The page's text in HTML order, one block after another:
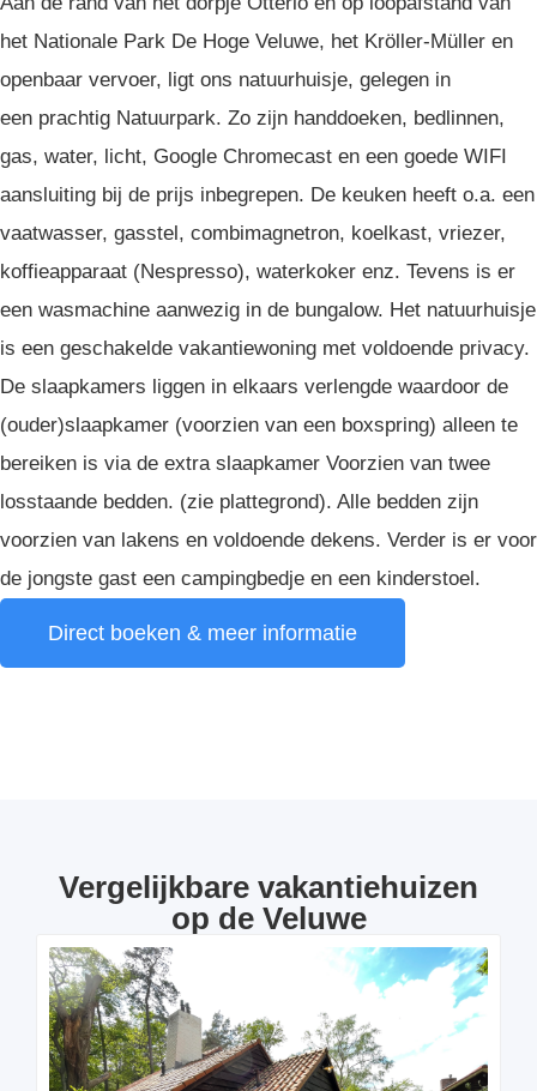
het Nationale Park De Hoge Veluwe, het Kröller-Müller en
openbaar vervoer, ligt ons natuurhuisje, gelegen in
een prachtig Natuurpark. Zo zijn handdoeken, bedlinnen,
gas, water, licht, Google Chromecast en een goede WIFI
aansluiting bij de prijs inbegrepen. De keuken heeft o.a. een
vaatwasser, gasstel, combimagnetron, koelkast, vriezer,
koffieapparaat (Nespresso), waterkoker enz. Tevens is er
een wasmachine aanwezig in de bungalow. Het natuurhuisje
is een geschakelde vakantiewoning met voldoende privacy.
De slaapkamers liggen in elkaars verlengde waardoor de
(ouder)slaapkamer (voorzien van een boxspring) alleen te
bereiken is via de extra slaapkamer Voorzien van twee
losstaande bedden. (zie plattegrond). Alle bedden zijn
voorzien van lakens en voldoende dekens. Verder is er voor
de jongste gast een campingbedje en een kinderstoel.
Direct boeken & meer informatie
Vergelijkbare vakantiehuizen
op de Veluwe